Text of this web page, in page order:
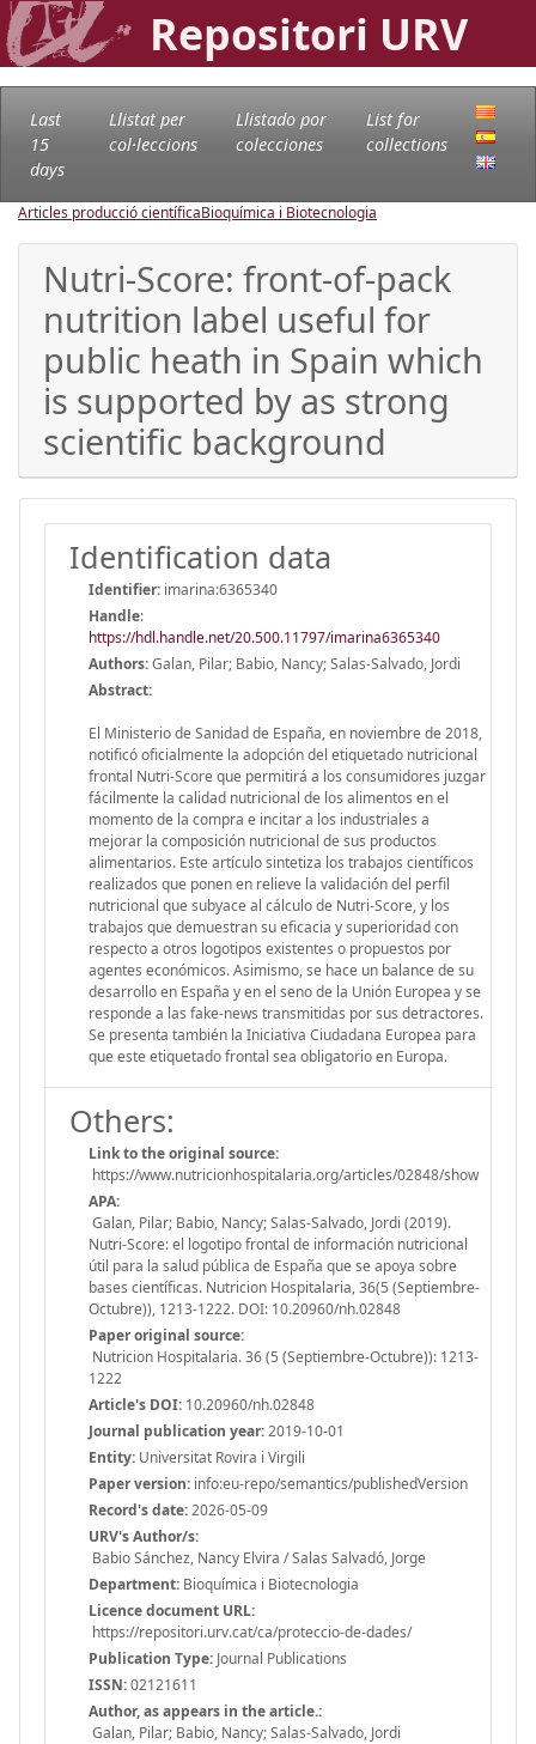
Repositori URV
Last
15
days
Llistat per
col·leccions
Llistado por
colecciones
List for
collections
Articles producció científicaBioquímica i Biotecnologia
Nutri-Score: front-of-pack
nutrition label useful for
public heath in Spain which
is supported by as strong
scientific background
Identification data
Identifier: imarina:6365340
Handle:
https://hdl.handle.net/20.500.11797/imarina6365340
Authors:Galan, Pilar; Babio, Nancy; Salas-Salvado, Jordi
Abstract:
El Ministerio de Sanidad de España, en noviembre de 2018,
notificó oficialmente la adopción del etiquetado nutricional
frontal Nutri-Score que permitirá a los consumidores juzgar
fácilmente la calidad nutricional de los alimentos en el
momento de la compra e incitar a los industriales a
mejorar la composición nutricional de sus productos
alimentarios. Este artículo sintetiza los trabajos científicos
realizados que ponen en relieve la validación del perfil
nutricional que subyace al cálculo de Nutri-Score, y los
trabajos que demuestran su eficacia y superioridad con
respecto a otros logotipos existentes o propuestos por
agentes económicos. Asimismo, se hace un balance de su
desarrollo en España y en el seno de la Unión Europea y se
responde a las fake-news transmitidas por sus detractores.
Se presenta también la Iniciativa Ciudadana Europea para
que este etiquetado frontal sea obligatorio en Europa.
Others:
Link to the original source:
https://www.nutricionhospitalaria.org/articles/02848/show
APA:
Galan, Pilar; Babio, Nancy; Salas-Salvado, Jordi (2019).
Nutri-Score: el logotipo frontal de información nutricional
útil para la salud pública de España que se apoya sobre
bases científicas. Nutricion Hospitalaria, 36(5 (Septiembre-
Octubre)), 1213-1222. DOI: 10.20960/nh.02848
Paper original source:
Nutricion Hospitalaria. 36 (5 (Septiembre-Octubre)): 1213-
1222
Article's DOI: 10.20960/nh.02848
Journal publication year:2019-10-01
Entity: Universitat Rovira i Virgili
Paper version: info:eu-repo/semantics/publishedVersion
Record's date:2026-05-09
URV's Author/s:
Babio Sánchez, Nancy Elvira / Salas Salvadó, Jorge
Department: Bioquímica i Biotecnologia
Licence document URL:
https://repositori.urv.cat/ca/proteccio-de-dades/
Publication Type: Journal Publications
ISSN:02121611
Author, as appears in the article.:
Galan, Pilar; Babio, Nancy; Salas-Salvado, Jordi